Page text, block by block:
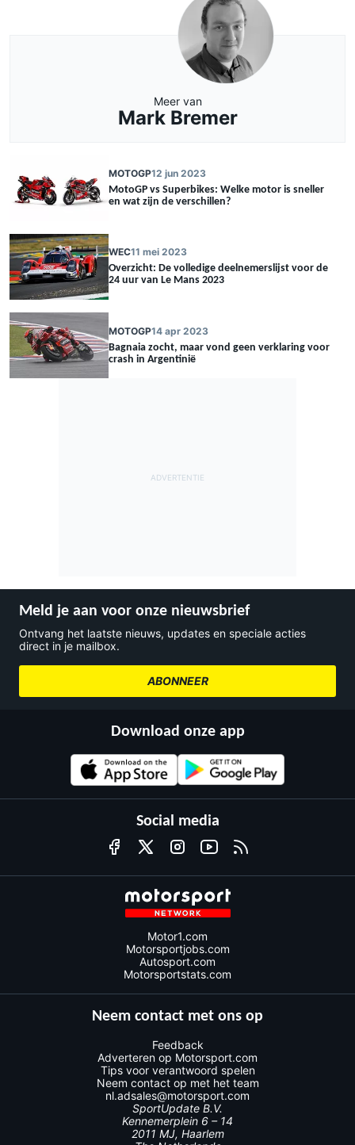
Meer van
Mark Bremer
MOTOGP12 jun 2023
MotoGP vs Superbikes: Welke motor is sneller
en wat zijn de verschillen?
WEC11 mei 2023
Overzicht: De volledige deelnemerslijst voor de
24 uur van Le Mans 2023
MOTOGP14 apr 2023
Bagnaia zocht, maar vond geen verklaring voor
crash in Argentinië
Meld je aan voor onze nieuwsbrief
Ontvang het laatste nieuws, updates en speciale acties
direct in je mailbox.
ABONNEER
Download onze app
Social media
Motor1.com
Motorsportjobs.com
Autosport.com
Motorsportstats.com
Neem contact met ons op
Feedback
Adverteren op Motorsport.com
Tips voor verantwoord spelen
Neem contact op met het team
nl.adsales@motorsport.com
SportUpdate B.V.
Kennemerplein 6 – 14
2011 MJ, Haarlem